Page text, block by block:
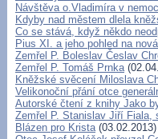
Návštěva o.Vladimíra v
Kdyby nad městem dlela
Co se stává, když někdo
Pius XI. a jeho pohled na
Zemřel P. Boleslav Česlav
Zemřel P. Tomáš Prnka
Kněžské svěcení Miloslava
Velikonoční přání otce
Autorské čtení z knihy Jako
Zemřel P. Stanislav Jiří Fiala,
Blázen pro Krista(03.02.2013)